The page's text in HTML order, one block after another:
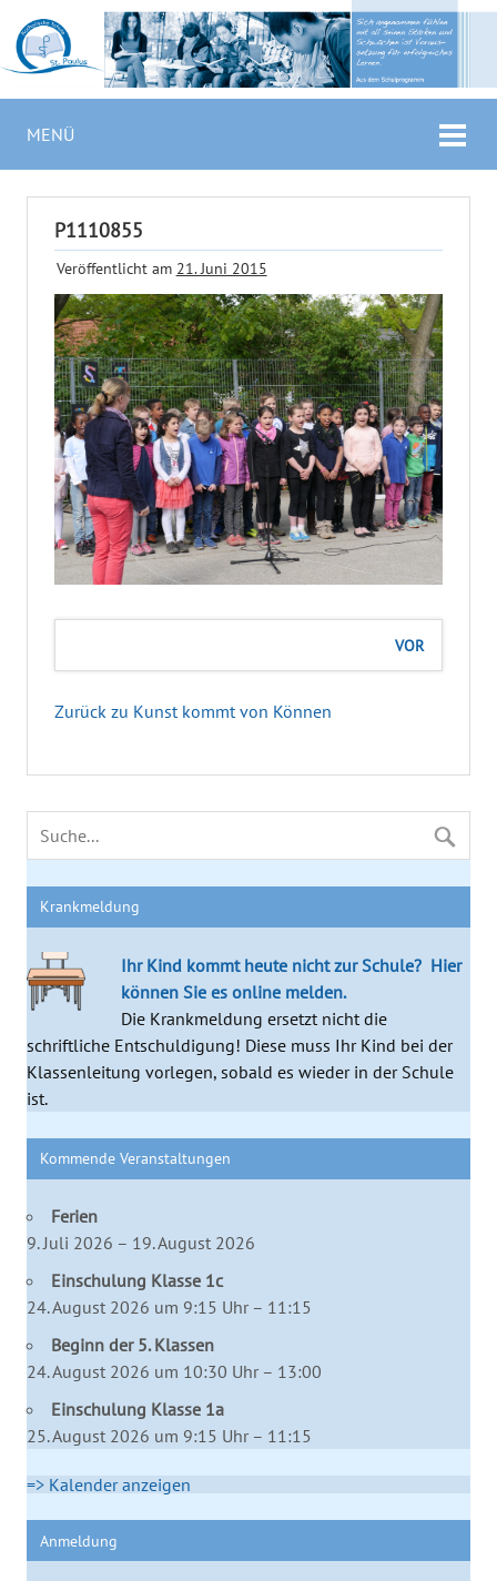
MENÜ
P1110855
Veröffentlicht am 21. Juni 2015
VOR
Zurück zu Kunst kommt von Können
Krankmeldung
Ihr Kind kommt heute nicht zur Schule? Hier
können Sie es online melden.
Die Krankmeldung ersetzt nicht die
schriftliche Entschuldigung! Diese muss Ihr Kind bei der
Klassenleitung vorlegen, sobald es wieder in der Schule
ist.
Kommende Veranstaltungen
Ferien
9. Juli 2026 – 19. August 2026
Einschulung Klasse 1c
24. August 2026 um 9:15 Uhr – 11:15
Beginn der 5. Klassen
24. August 2026 um 10:30 Uhr – 13:00
Einschulung Klasse 1a
25. August 2026 um 9:15 Uhr – 11:15
=> Kalender anzeigen
Anmeldung